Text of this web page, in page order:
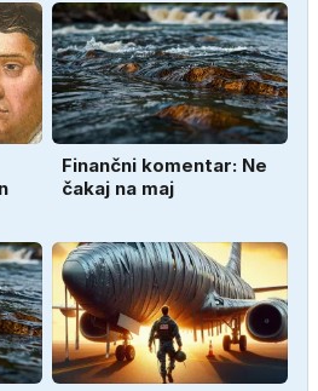
Finančni komentar: Ne
čakaj na maj